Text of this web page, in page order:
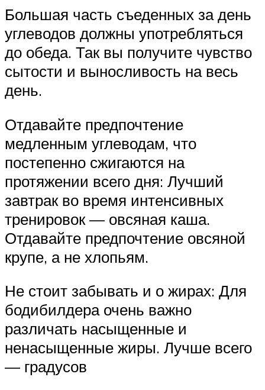
Большая часть съеденных за день
углеводов должны употребляться
до обеда. Так вы получите чувство
сытости и выносливость на весь
день.
Отдавайте предпочтение
медленным углеводам, что
постепенно сжигаются на
протяжении всего дня: Лучший
завтрак во время интенсивных
тренировок — овсяная каша.
Отдавайте предпочтение овсяной
крупе, а не хлопьям.
Не стоит забывать и о жирах: Для
бодибилдера очень важно
различать насыщенные и
ненасыщенные жиры. Лучше всего
— градусов